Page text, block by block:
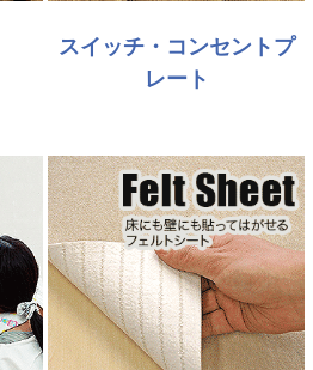
スイッチ・コンセントプ
レート